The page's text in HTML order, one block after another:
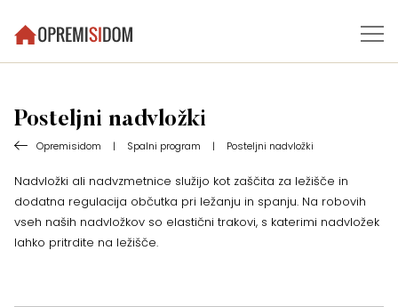
Posteljni nadvložki
Opremisidom | Spalni program | Posteljni nadvložki
Nadvložki ali nadvzmetnice služijo kot zaščita za ležišče in
dodatna regulacija občutka pri ležanju in spanju. Na robovih
vseh naših nadvložkov so elastični trakovi, s katerimi nadvložek
lahko pritrdite na ležišče.